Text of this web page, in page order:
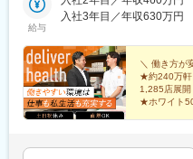
分／宮崎／鹿児島／熊本
岡県静岡県島田市道悦3-
田字南中道476中津川営業
田辺営業所：和歌山県田
都府京都市北区上賀茂向
字宮ノ東41-29※詳細は「
鹿島神宮駅、大宝駅、土
駅、太田駅(群馬県)、大森
駅、砺波駅、片原町駅(富
駅、上越妙高駅、信州中
駅、西上田駅、酒折駅、
川公園駅、妙興寺駅、六
駅(地下鉄)、久米田駅、ケ
出雲市駅、高野駅、西富
給与
入社3年目／年収630万円
＼ 働き方が
★約240万軒
1,285店展開
★ホワイト